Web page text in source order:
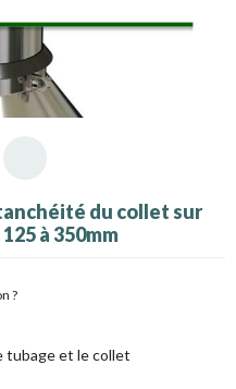
du collet sur
à 350mm
?
tubage et le collet